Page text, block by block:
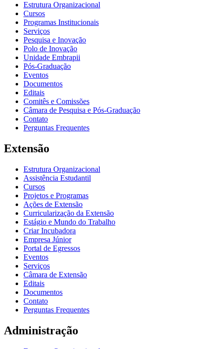
Estrutura Organizacional
Cursos
Programas Institucionais
Serviços
Pesquisa e Inovação
Polo de Inovação
Unidade Embrapii
Pós-Graduação
Eventos
Documentos
Editais
Comitês e Comissões
Câmara de Pesquisa e Pós-Graduação
Contato
Perguntas Frequentes
Extensão
Estrutura Organizacional
Assistência Estudantil
Cursos
Projetos e Programas
Ações de Extensão
Curricularização da Extensão
Estágio e Mundo do Trabalho
Criar Incubadora
Empresa Júnior
Portal de Egressos
Eventos
Serviços
Câmara de Extensão
Editais
Documentos
Contato
Perguntas Frequentes
Administração